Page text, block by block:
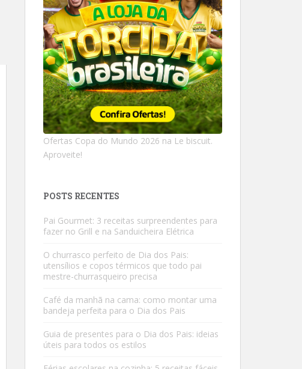
Ofertas Copa do Mundo 2026 na Le biscuit.
Aproveite!
POSTS RECENTES
Pai Gourmet: 3 receitas surpreendentes para
fazer no Grill e na Sanduicheira Elétrica
O churrasco perfeito de Dia dos Pais:
utensílios e copos térmicos que todo pai
mestre-churrasqueiro precisa
Café da manhã na cama: como montar uma
bandeja perfeita para o Dia dos Pais
Guia de presentes para o Dia dos Pais: ideias
úteis para todos os estilos